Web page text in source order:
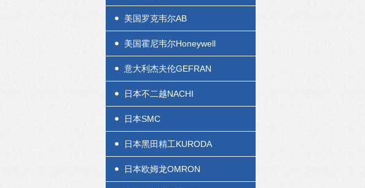
美国罗克韦尔AB
美国霍尼韦尔Honeywell
意大利杰夫伦GEFRAN
日本不二越NACHI
日本SMC
日本黑田精工KURODA
日本欧姆龙OMRON